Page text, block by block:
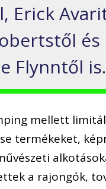
Erick
és
Flynntől is.
mellett
termékeket,
a rajongók,